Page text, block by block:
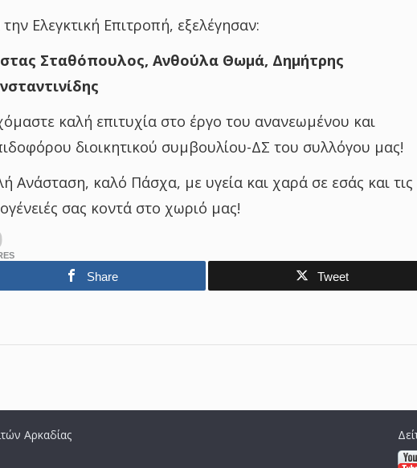
την Ελεγκτική Επιτροπή, εξελέγησαν:
Σταθόπουλος, Ανθούλα Θωμά, Δημήτρης
καλή επιτυχία στο έργο του ανανεωμένου και
διοικητικού συμβουλίου-ΔΣ του συλλόγου μας!
Ανάσταση, καλό Πάσχα, με υγεία και χαρά σε εσάς και τις
σας κοντά στο χωριό μας!
Share Tweet
Αρκαδίας